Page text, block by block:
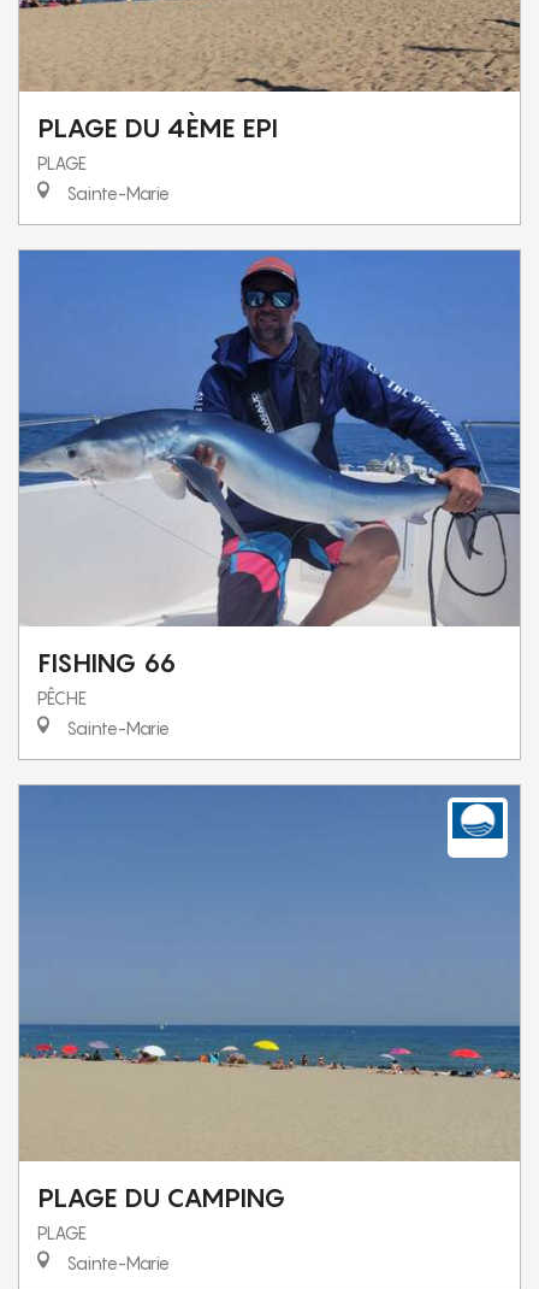
PLAGE DU 4ÈME EPI
PLAGE
Sainte-Marie
FISHING 66
PÊCHE
Sainte-Marie
PLAGE DU CAMPING
PLAGE
Sainte-Marie